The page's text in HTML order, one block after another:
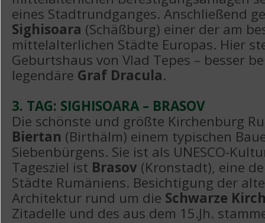
eines Stadtrundganges. Anschließend
Sighisoara (Schäßburg) einer der am
mittelalterlichen Städte Europas. Hier
Geburtshaus von Vlad Tepes – besser
legendäre Graf Dracula.
3. TAG: SIGHISOARA – BRASOV
Die schönste und größte Kirchenburg
Biertan (Birthälm) einem typischen
Siebenbürgens. Sie ist als UNESCO-
Tagesziel ist Brasov (Kronstadt), eine
Städte Rumäniens. Besichtigung der
Architektur rund um die Schwarze
Zitadelle und des aus dem 15.Jh.